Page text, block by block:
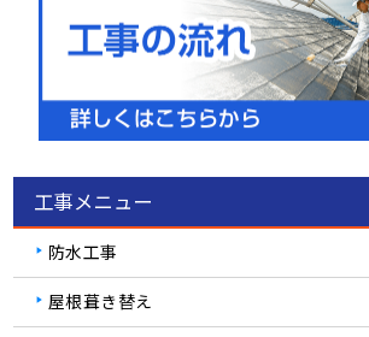
工事メニュー
防水工事
屋根葺き替え